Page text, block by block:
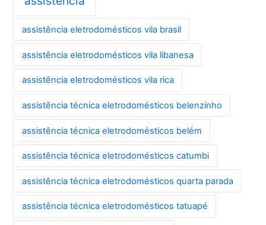
assistência eletrodomésticos vila brasil
assistência eletrodomésticos vila libanesa
assistência eletrodomésticos vila rica
assistência técnica eletrodomésticos belenzinho
assistência técnica eletrodomésticos belém
assistência técnica eletrodomésticos catumbi
assistência técnica eletrodomésticos quarta parada
assistência técnica eletrodomésticos tatuapé